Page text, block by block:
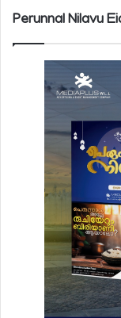
Perunnal Nilavu